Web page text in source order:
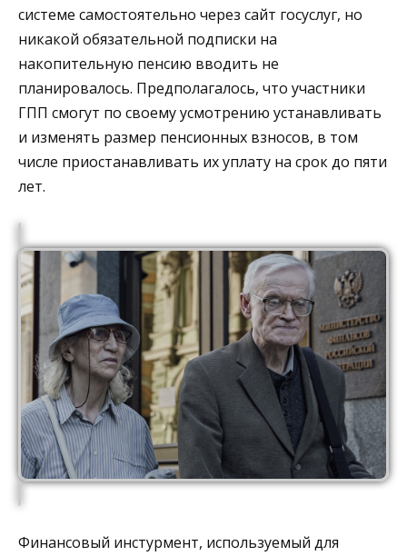
системе самостоятельно через сайт госуслуг, но
никакой обязательной подписки на
накопительную пенсию вводить не
планировалось. Предполагалось, что участники
ГПП смогут по своему усмотрению устанавливать
и изменять размер пенсионных взносов, в том
числе приостанавливать их уплату на срок до пяти
лет.
Финансовый инстурмент, используемый для